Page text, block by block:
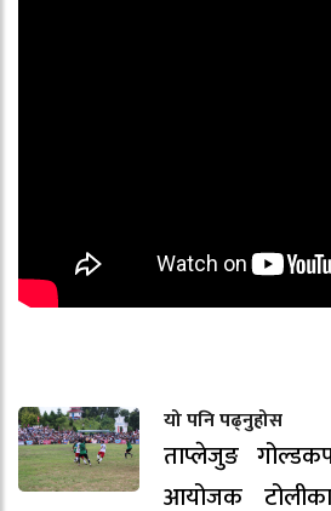
यो पनि पढ्नुहोस
ताप्लेजुङ
आयोजक